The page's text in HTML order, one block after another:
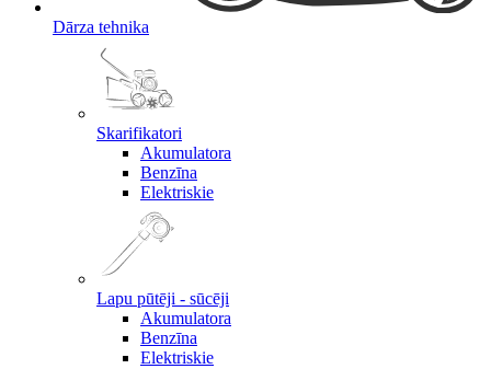
Dārza tehnika
Skarifikatori
Akumulatora
Benzīna
Elektriskie
Lapu pūtēji - sūcēji
Akumulatora
Benzīna
Elektriskie